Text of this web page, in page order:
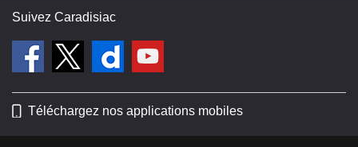
Suivez Caradisiac
Téléchargez nos applications mobiles